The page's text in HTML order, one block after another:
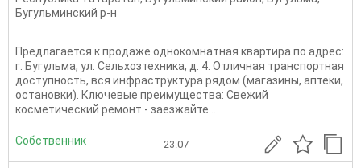
Бугульминский р-н
Предлагается к продаже однокомнатная квартира по адрес:
г. Бугульма, ул. Сельхозтехника, д. 4. Отличная транспортная
доступность, вся инфраструктура рядом (магазины, аптеки,
остановки). Ключевые преимущества: Свежий
косметический ремонт - заезжайте...
Собственник 23.07